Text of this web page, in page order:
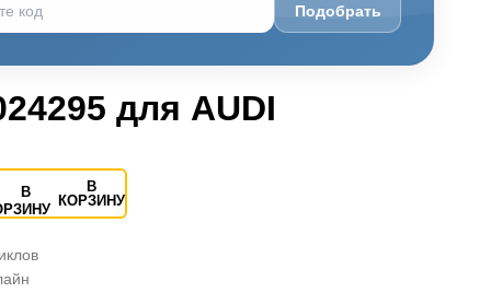
Подобрать
для AUDI
В
КОРЗИНУ